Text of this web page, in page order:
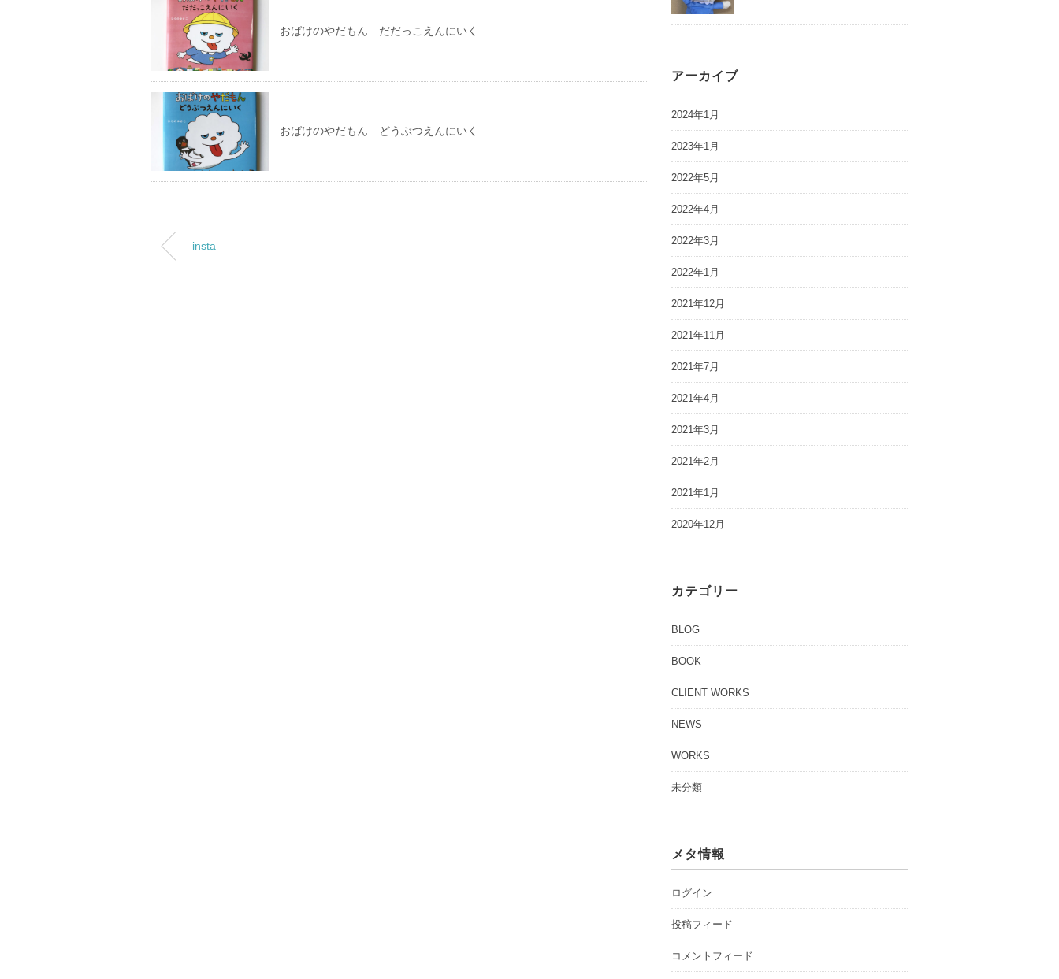
おばけのやだもん だだっこえんにいく
おばけのやだもん どうぶつえんにいく
insta
アーカイブ
2024年1月
2023年1月
2022年5月
2022年4月
2022年3月
2022年1月
2021年12月
2021年11月
2021年7月
2021年4月
2021年3月
2021年2月
2021年1月
2020年12月
カテゴリー
BLOG
BOOK
CLIENT WORKS
NEWS
WORKS
未分類
メタ情報
ログイン
投稿フィード
コメントフィード